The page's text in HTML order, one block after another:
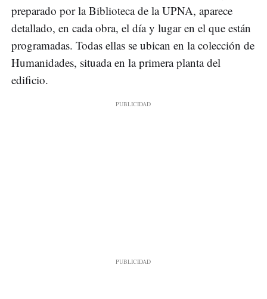
preparado por la Biblioteca de la UPNA, aparece
detallado, en cada obra, el día y lugar en el que están
programadas. Todas ellas se ubican en la colección de
Humanidades, situada en la primera planta del
edificio.